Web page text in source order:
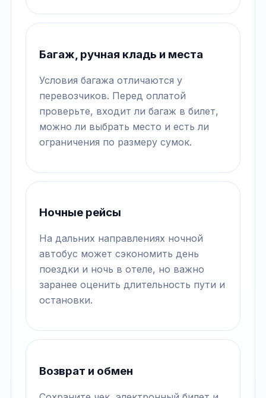
Багаж, ручная кладь и места
Условия багажа отличаются у
перевозчиков. Перед оплатой
проверьте, входит ли багаж в билет,
можно ли выбрать место и есть ли
ограничения по размеру сумок.
Ночные рейсы
На дальних направлениях ночной
автобус может сэкономить день
поездки и ночь в отеле, но важно
заранее оценить длительность пути и
остановки.
Возврат и обмен